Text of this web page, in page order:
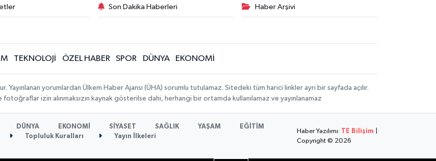
Son Dakika Haberleri Haber Arşivi
TEKNOLOJİ ÖZEL HABER SPOR DÜNYA EKONOMİ
Yayınlanan yorumlardan Ülkem Haber Ajansı (ÜHA) sorumlu tutulamaz. Sitedeki tüm harici linkler ayrı bir sayfada açılır.
fotoğraflar izin alınmaksızın kaynak gösterilse dahi, herhangi bir ortamda kullanılamaz ve yayınlanamaz
DÜNYA EKONOMİ SİYASET SAĞLIK YAŞAM
EĞİTİM
Topluluk Kuralları Yayın İlkeleri
Haber Yazılımı: TE Bilişim
Copyright © 2026